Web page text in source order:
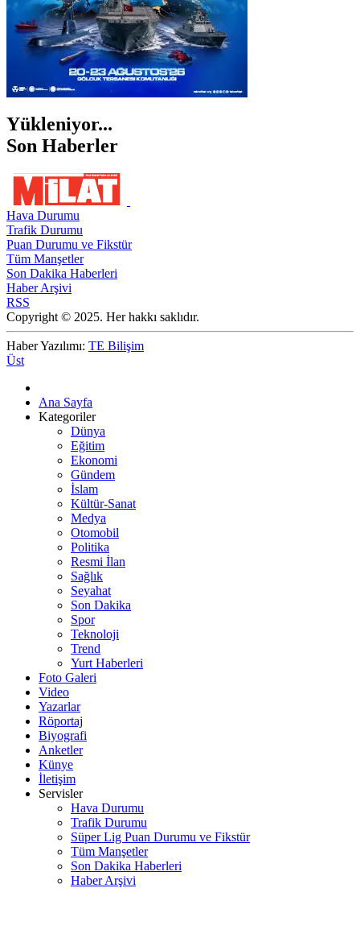
Yükleniyor...
Son Haberler
Hava Durumu
Trafik Durumu
Puan Durumu ve Fikstür
Tüm Manşetler
Son Dakika Haberleri
Haber Arşivi
RSS
Copyright © 2025. Her hakkı saklıdır.
Haber Yazılımı: TE Bilişim
Üst
Ana Sayfa
Kategoriler
Dünya
Eğitim
Ekonomi
Gündem
İslam
Kültür-Sanat
Medya
Otomobil
Politika
Resmi İlan
Sağlık
Seyahat
Son Dakika
Spor
Teknoloji
Trend
Yurt Haberleri
Foto Galeri
Video
Yazarlar
Röportaj
Biyografi
Anketler
Künye
İletişim
Servisler
Hava Durumu
Trafik Durumu
Süper Lig Puan Durumu ve Fikstür
Tüm Manşetler
Son Dakika Haberleri
Haber Arşivi